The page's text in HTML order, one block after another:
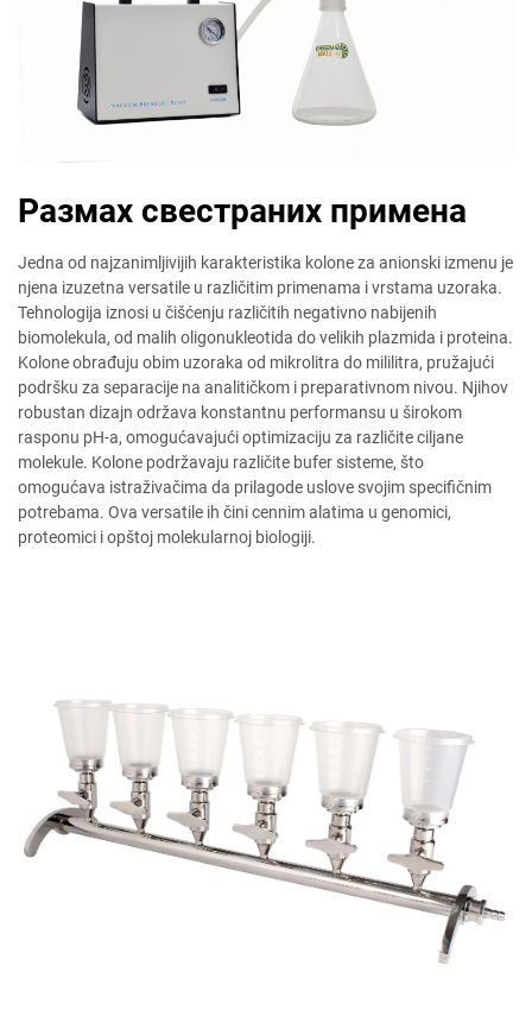
Размах свестраних примена
Jedna od najzanimljivijih karakteristika kolone za anionski izmenu je
njena izuzetna versatile u različitim primenama i vrstama uzoraka.
Tehnologija iznosi u čišćenju različitih negativno nabijenih
biomolekula, od malih oligonukleotida do velikih plazmida i proteina.
Kolone obrađuju obim uzoraka od mikrolitra do mililitra, pružajući
podršku za separacije na analitičkom i preparativnom nivou. Njihov
robustan dizajn održava konstantnu performansu u širokom
rasponu pH-a, omogućavajući optimizaciju za različite ciljane
molekule. Kolone podržavaju različite bufer sisteme, što
omogućava istraživačima da prilagode uslove svojim specifičnim
potrebama. Ova versatile ih čini cennim alatima u genomici,
proteomici i opštoj molekularnoj biologiji.